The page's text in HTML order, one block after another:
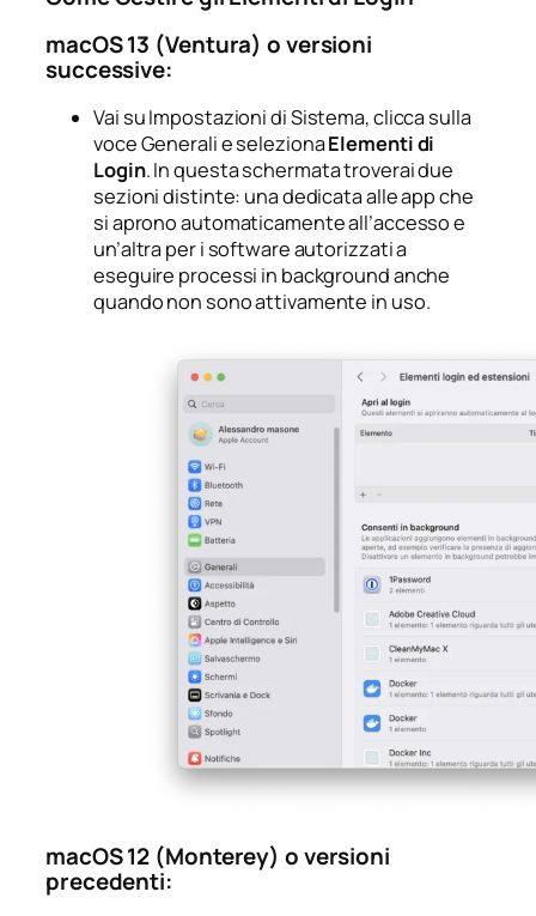
macOS 13 (Ventura) o versioni
successive:
Vai suImpostazioni di Sistema, clicca sulla
voceGeneralie selezionaElementi di
Login. In questa schermata troverai due
sezioni distinte: una dedicata alle app che
si aprono automaticamente all’accesso e
un’altra per i software autorizzati a
eseguire processi in background anche
quando non sono attivamente in uso.
macOS 12 (Monterey) o versioni
precedenti: